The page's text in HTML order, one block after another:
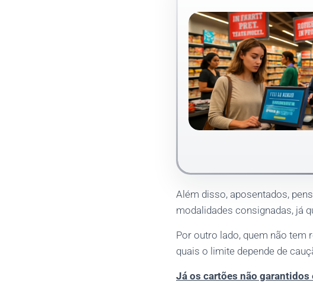
Além disso, aposentados,
modalidades consignadas, já
Por outro lado, quem não tem
quais o limite depende de
Já os cartões não